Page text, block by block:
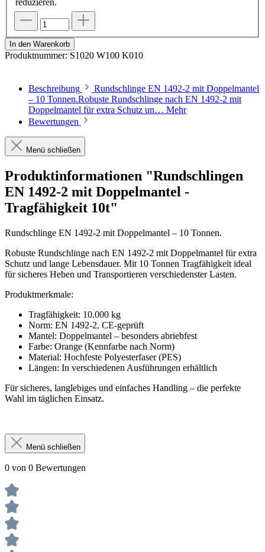
reduzieren.
In den Warenkorb
Produktnummer: S1020 W100 K010
Beschreibung
Rundschlinge EN 1492-2 mit Doppelmantel
– 10 Tonnen.Robuste Rundschlinge nach EN 1492-2 mit
Doppelmantel für extra Schutz un… Mehr
Bewertungen
Menü schließen
Produktinformationen "Rundschlingen
EN 1492-2 mit Doppelmantel -
Tragfähigkeit 10t"
Rundschlinge EN 1492-2 mit Doppelmantel – 10 Tonnen.
Robuste Rundschlinge nach EN 1492-2 mit Doppelmantel für extra
Schutz und lange Lebensdauer. Mit 10 Tonnen Tragfähigkeit ideal
für sicheres Heben und Transportieren verschiedenster Lasten.
Produktmerkmale:
Tragfähigkeit: 10.000 kg
Norm: EN 1492-2, CE-geprüft
Mantel: Doppelmantel – besonders abriebfest
Farbe: Orange (Kennfarbe nach Norm)
Material: Hochfeste Polyesterfaser (PES)
Längen: In verschiedenen Ausführungen erhältlich
Für sicheres, langlebiges und einfaches Handling – die perfekte
Wahl im täglichen Einsatz.
Menü schließen
0 von 0 Bewertungen